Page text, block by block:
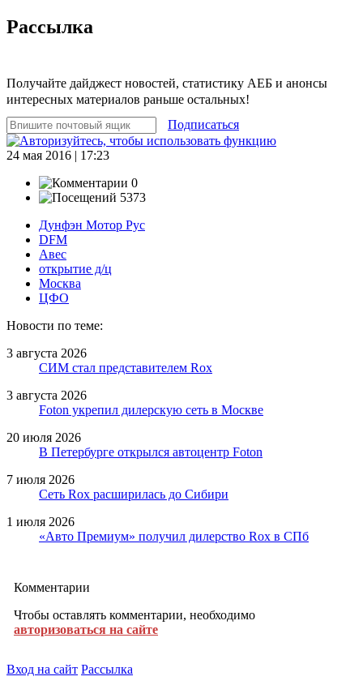
Рассылка
Получайте дайджест новостей, статистику АЕБ и анонсы
интересных материалов раньше остальных!
Подписаться
24 мая 2016 | 17:23
0
5373
Дунфэн Мотор Рус
DFM
Авес
открытие д/ц
Москва
ЦФО
Новости по теме:
3 августа 2026
СИМ стал представителем Rox
3 августа 2026
Foton укрепил дилерскую сеть в Москве
20 июля 2026
В Петербурге открылся автоцентр Foton
7 июля 2026
Сеть Rox расширилась до Сибири
1 июля 2026
«Авто Премиум» получил дилерство Rox в СПб
Комментарии
Чтобы оставлять комментарии, необходимо
авторизоваться на сайте
Вход на сайт Рассылка